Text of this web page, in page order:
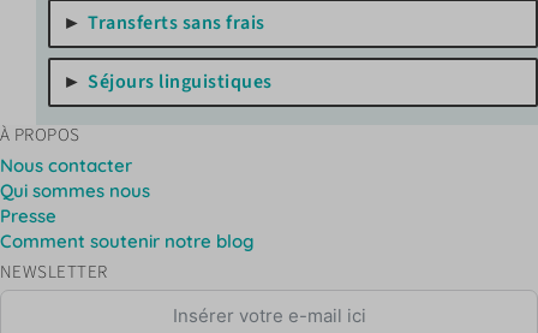
Transferts sans frais
Séjours linguistiques
À PROPOS
Nous contacter
Qui sommes nous
Presse
Comment soutenir notre blog
NEWSLETTER